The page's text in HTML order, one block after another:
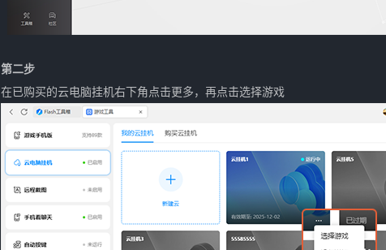
第二步
在已购买的云电脑挂机右下角点击更多，再点击选择游戏